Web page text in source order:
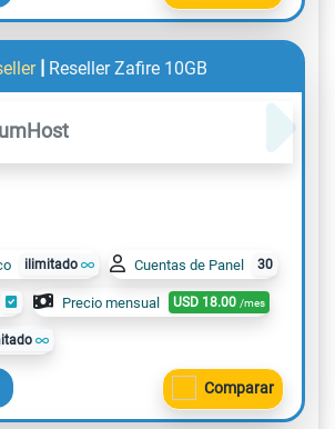
| Reseller Zafire 10GB
ilimitado Cuentas de Panel 30
Precio mensual USD 18.00 /mes
Comparar